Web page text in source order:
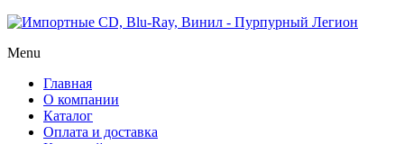
Menu
Главная
О компании
Каталог
Оплата и доставка